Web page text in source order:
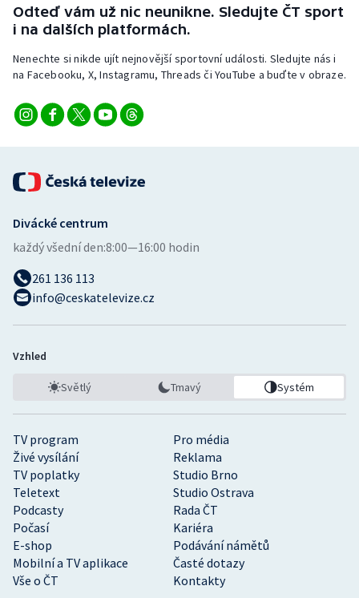
Odteď vám už nic neunikne. Sledujte ČT sport
i na dalších platformách.
Nenechte si nikde ujít nejnovější sportovní události. Sledujte nás i
na Facebooku, X, Instagramu, Threads či YouTube a buďte v obraze.
TV program
Pro média
Živé vysílání
Reklama
TV poplatky
Studio Brno
Teletext
Studio Ostrava
Podcasty
Rada ČT
Počasí
Kariéra
E-shop
Podávání námětů
Mobilní a TV aplikace
Časté dotazy
Vše o ČT
Kontakty
Divácké centrum
každý všední den:8:00—16:00 hodin
261 136 113
info@ceskatelevize.cz
Vzhled
Světlý Tmavý Systém